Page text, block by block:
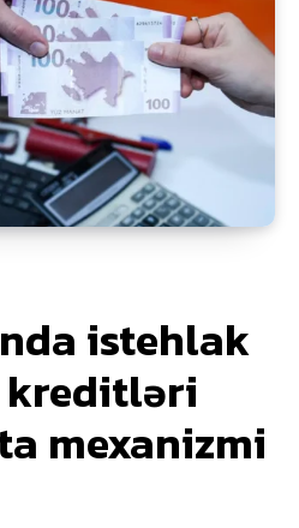
istehlak
mexanizmi